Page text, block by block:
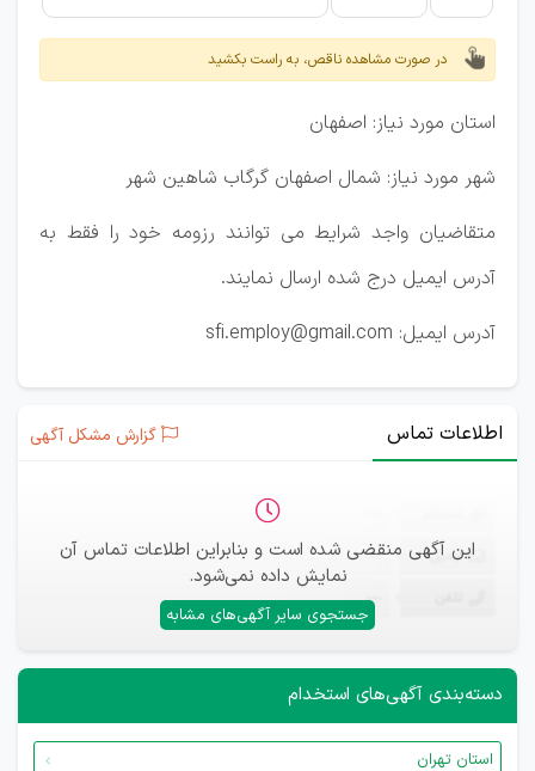
در صورت مشاهده ناقص، به راست بکشید
استان مورد نیاز: اصفهان
شهر مورد نیاز: شمال اصفهان گرگاب شاهین شهر
متقاضیان واجد شرایط می توانند رزومه خود را فقط به
آدرس ایمیل درج شده ارسال نمایند.
آدرس ایمیل: sfi.employ@gmail.com
اطلاعات تماس گزارش مشکل آگهی
این آگهی منقضی شده است و بنابراین اطلاعات تماس آن
نمایش داده نمی‌شود.
جستجوی سایر آگهی‌های مشابه
ایمیل —
—
دسته‌بندی آگهی‌های استخدام
استان تهران